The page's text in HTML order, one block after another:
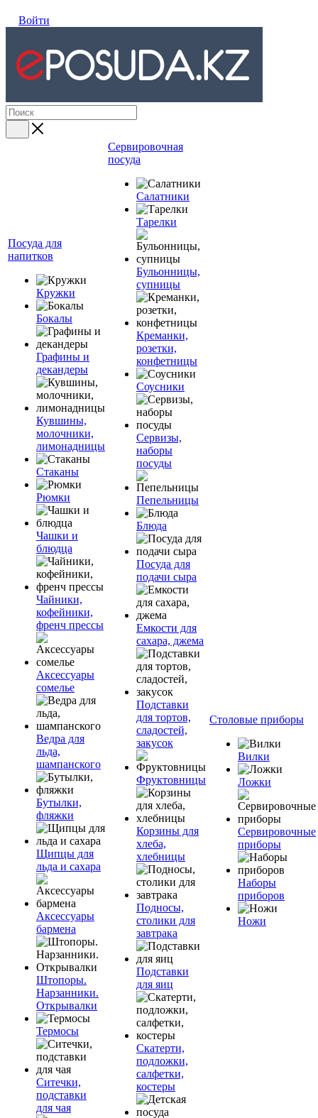
Войти
Посуда для
напитков
Кружки
Бокалы
Графины и
декандеры
Кувшины,
молочники,
лимонадницы
Стаканы
Рюмки
Чашки и
блюдца
Чайники,
кофейники,
френч прессы
Аксессуары
сомелье
Ведра для
льда,
шампанского
Бутылки,
фляжки
Щипцы для
льда и сахара
Аксессуары
бармена
Штопоры.
Нарзанники.
Открывалки
Термосы
Ситечки,
подставки
для чая
Сервировочная
посуда
Салатники
Тарелки
Бульонницы,
супницы
Креманки,
розетки,
конфетницы
Соусники
Сервизы,
наборы
посуды
Пепельницы
Блюда
Посуда для
подачи сыра
Емкости для
сахара, джема
Подставки
для тортов,
сладостей,
закусок
Фруктовницы
Корзины для
хлеба,
хлебницы
Подносы,
столики для
завтрака
Подставки
для яиц
Скатерти,
подложки,
салфетки,
костеры
Столовые приборы
Вилки
Ложки
Сервировочные
приборы
Наборы
приборов
Ножи